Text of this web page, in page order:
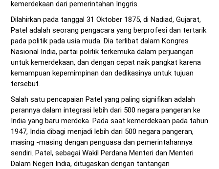
kemerdekaan dari pemerintahan Inggris.
Dilahirkan pada tanggal 31 Oktober 1875, di Nadiad, Gujarat,
Patel adalah seorang pengacara yang berprofesi dan tertarik
pada politik pada usia muda. Dia terlibat dalam Kongres
Nasional India, partai politik terkemuka dalam perjuangan
untuk kemerdekaan, dan dengan cepat naik pangkat karena
kemampuan kepemimpinan dan dedikasinya untuk tujuan
tersebut.
Salah satu pencapaian Patel yang paling signifikan adalah
perannya dalam integrasi lebih dari 500 negara pangeran ke
India yang baru merdeka. Pada saat kemerdekaan pada tahun
1947, India dibagi menjadi lebih dari 500 negara pangeran,
masing -masing dengan penguasa dan pemerintahannya
sendiri. Patel, sebagai Wakil Perdana Menteri dan Menteri
Dalam Negeri India, ditugaskan dengan tantangan